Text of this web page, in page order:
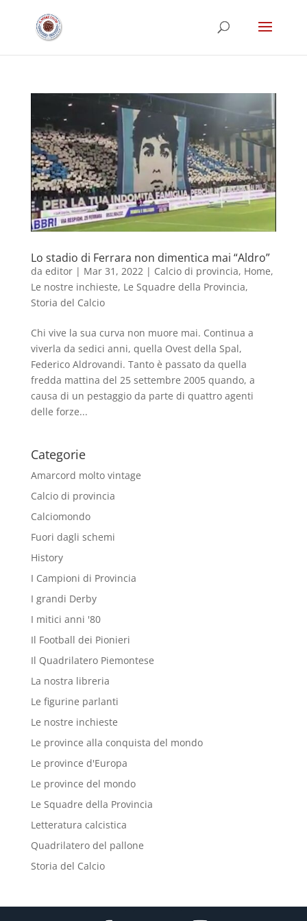
Lo stadio di Ferrara non dimentica mai “Aldro”
da editor| Mar 31, 2022 | Calcio di provincia, Home,
Le nostre inchieste, Le Squadre della Provincia,
Storia del Calcio
Chi vive la sua curva non muore mai. Continua a
viverla da sedici anni, quella Ovest della Spal,
Federico Aldrovandi. Tanto è passato da quella
fredda mattina del 25 settembre 2005 quando, a
causa di un pestaggio da parte di quattro agenti
delle forze...
Categorie
Amarcord molto vintage
Calcio di provincia
Calciomondo
Fuori dagli schemi
History
I Campioni di Provincia
I grandi Derby
I mitici anni '80
Il Football dei Pionieri
Il Quadrilatero Piemontese
La nostra libreria
Le figurine parlanti
Le nostre inchieste
Le province alla conquista del mondo
Le province d'Europa
Le province del mondo
Le Squadre della Provincia
Letteratura calcistica
Quadrilatero del pallone
Storia del Calcio